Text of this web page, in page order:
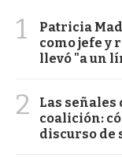
1
Patricia
como jefe y
llevó "a un
2
Las señales
coalición:
discurso de